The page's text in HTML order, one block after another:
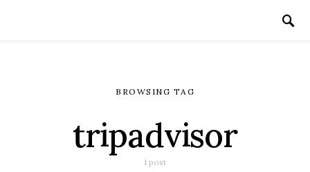
BROWSING TAG
tripadvisor
1 post